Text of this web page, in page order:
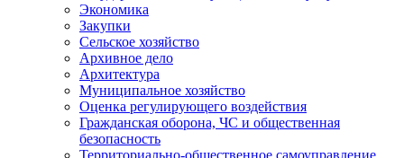
Экономика
Закупки
Сельское хозяйство
Архивное дело
Архитектура
Муниципальное хозяйство
Оценка регулирующего воздействия
Гражданская оборона, ЧС и общественная
безопасность
Территориально-общественное самоуправление